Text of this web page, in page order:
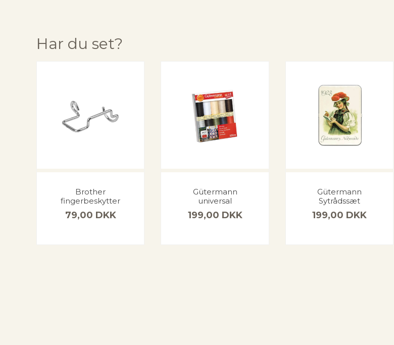
Har du set?
Brother
fingerbeskytter
79,00 DKK
Gütermann
universal
199,00 DKK
Gütermann
Sytrådssæt
199,00 DKK